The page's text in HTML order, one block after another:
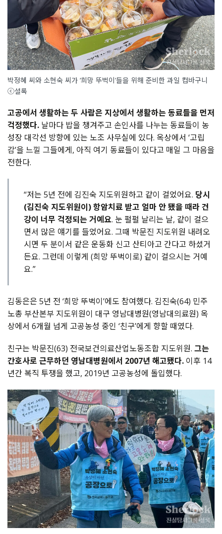
박정혜 씨와 소현숙 씨가 ‘희망 뚜벅이’들을 위해 준비한 과일 컵바구니
ⓒ셜록
고공에서 생활하는 두 사람은 지상에서 생활하는 동료들을 먼저
걱정했다. 날마다 밥을 챙겨주고 손인사를 나누는 동료들이 농
성장 대각선 방향에 있는 노조 사무실에 있다. 옥상에서 ‘고립
감’을 느낄 그들에게, 아직 여기 동료들이 있다고 매일 그 마음을
전한다.
“저는 5년 전에 김진숙 지도위원하고 같이 걸었어요. 당시
(김진숙 지도위원이) 항암치료 받고 얼마 안 됐을 때라 건
강이 너무 걱정되는 거예요. 눈 펄펄 날리는 날, 같이 걸으
면서 많은 얘기를 들었어요. 그때 박문진 지도위원 내려오
시면 두 분이서 같은 운동화 신고 산티아고 간다고 하셨거
든요. 그런데 이렇게 (희망 뚜벅이로) 같이 걸으시는 거예
요.”
김동은은 5년 전 ‘희망 뚜벅이’에도 참여했다. 김진숙(64) 민주
노총 부산본부 지도위원이 대구 영남대병원(영남대의료원) 옥
상에서 6개월 넘게 고공농성 중인 ‘친구’에게 향할 때였다.
친구는 박문진(63) 전국보건의료산업노동조합 지도위원. 그는
간호사로 근무하던 영남대병원에서 2007년 해고됐다. 이후 14
년간 복직 투쟁을 했고, 2019년 고공농성에 돌입했다.